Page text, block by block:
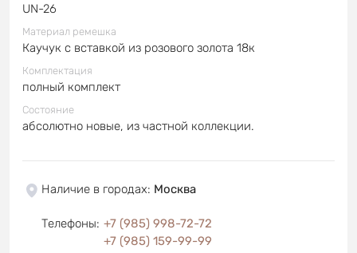
UN-26
Материал ремешка
Каучук с вставкой из розового золота 18к
Комплектация
полный комплект
Состояние
абсолютно новые, из частной коллекции.
Наличие в городах: Москва
Телефоны: +7 (985) 998-72-72
+7 (985) 159-99-99